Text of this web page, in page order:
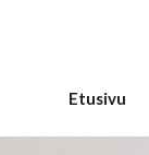
Etusivu